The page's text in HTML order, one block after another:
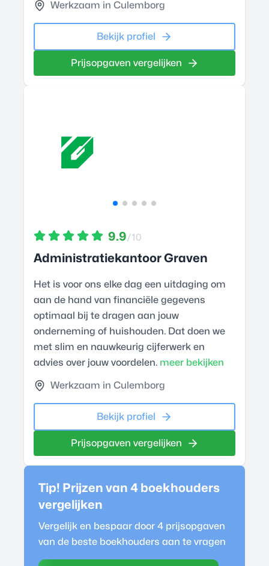
Werkzaam in Culemborg
Bekijk profiel
Prijsopgaven vergelijken
9.9/10
Administratiekantoor Graven
Het is voor ons elke dag een uitdaging om
aan de hand van financiële gegevens
optimaal bij te dragen aan jouw
onderneming of huishouden. Dat doen we
met slim en nauwkeurig cijferwerk en
advies over jouw voordelen. meer bekijken
Werkzaam in Culemborg
Bekijk profiel
Prijsopgaven vergelijken
Tip! Prijzen van 4 boekhouders
vergelijken
Vergelijk en bespaar door 4 prijsopgaven
van de beste boekhouders aan te vragen